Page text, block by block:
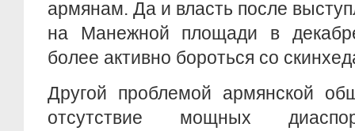
армянам. Да и власть после
на Манежной площади в
более активно бороться со
Другой проблемой армянской
отсутствие мощных